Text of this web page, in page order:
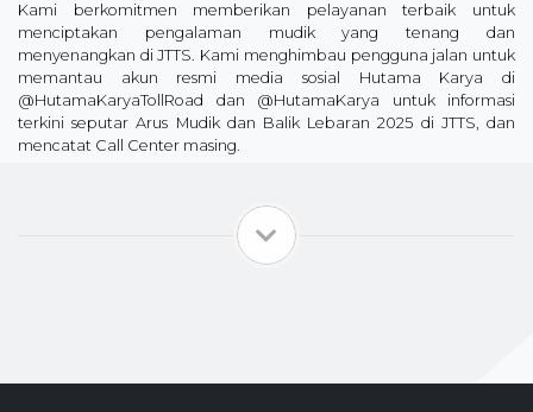
Kami berkomitmen memberikan pelayanan terbaik untuk
menciptakan pengalaman mudik yang tenang dan
menyenangkan di JTTS. Kami menghimbau pengguna jalan untuk
memantau akun resmi media sosial Hutama Karya di
@HutamaKaryaTollRoad dan @HutamaKarya untuk informasi
terkini seputar Arus Mudik dan Balik Lebaran 2025 di JTTS, dan
mencatat Call Center masing.